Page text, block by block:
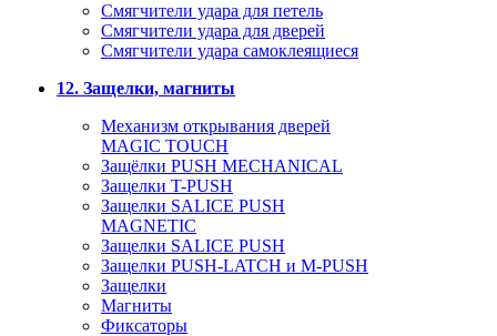
Смягчители удара для петель
Смягчители удара для дверей
Cмягчители удара самоклеящиеся
12. Защелки, магниты
Механизм открывания дверей
MAGIC TOUCH
Защёлки PUSH MECHANICAL
Защелки T-PUSH
Защелки SALICE PUSH
MAGNETIC
Защелки SALICE PUSH
Защелки PUSH-LATCH и M-PUSH
Защелки
Магниты
Фиксаторы